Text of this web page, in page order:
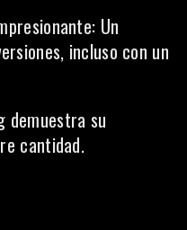
Un
incluso con un
demuestra su
cantidad.